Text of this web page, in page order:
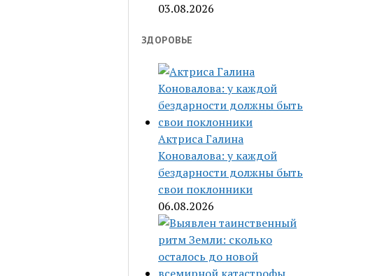
03.08.2026
ЗДОРОВЬЕ
Актриса Галина
Коновалова: у каждой
бездарности должны быть
свои поклонники
06.08.2026